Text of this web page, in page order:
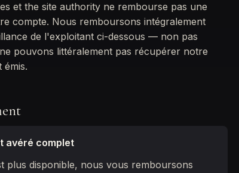
et the site authority ne rembourse pas une
compte. Nous remboursons intégralement
de l'exploitant ci-dessous — non pas
pouvons littéralement pas récupérer notre
avéré complet
plus disponible, nous vous remboursons